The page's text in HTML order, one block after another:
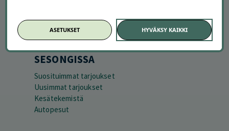
SESONGISSA
Suosituimmat tarjoukset
Uusimmat tarjoukset
Kesätekemistä
Autopesut
ASETUKSET HYVÄKSY KAIKKI